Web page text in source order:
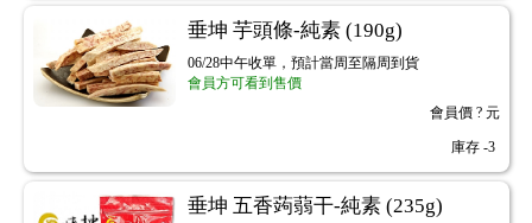
垂坤 芋頭條-純素 (190g)
06/28中午收單，預計當周至隔周到貨
會員方可看到售價
會員價? 元
庫存 -3
垂坤 五香蒟蒻干-純素 (235g)